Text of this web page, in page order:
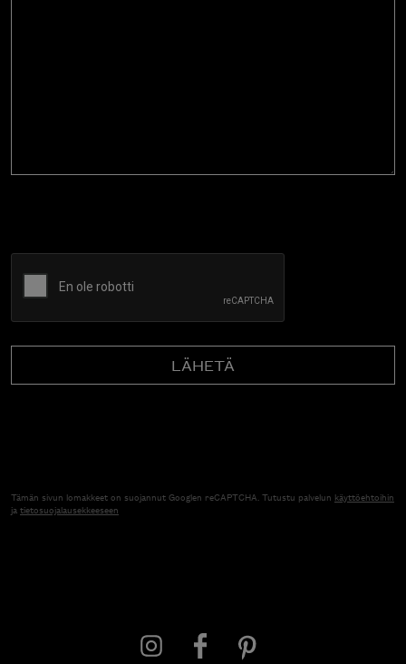
Tämän sivun lomakkeet on suojannut Googlen reCAPTCHA. Tutustu palvelun
käyttöehtoihinjatietosuojalausekkeeseen